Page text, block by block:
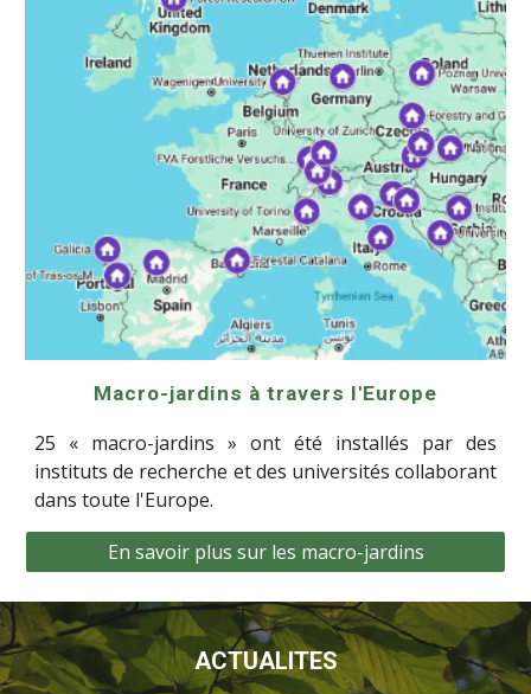
Macro-jardins à travers l'Europe
25 « macro-jardins » ont été installés par des
instituts de recherche et des universités collaborant
dans toute l'Europe.
En savoir plus sur les macro-jardins
ACTUALITES